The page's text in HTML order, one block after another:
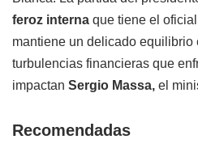
feroz interna que tiene el
mantiene un delicado equilibrio
turbulencias financieras que
impactan Sergio Massa, el
Recomendadas